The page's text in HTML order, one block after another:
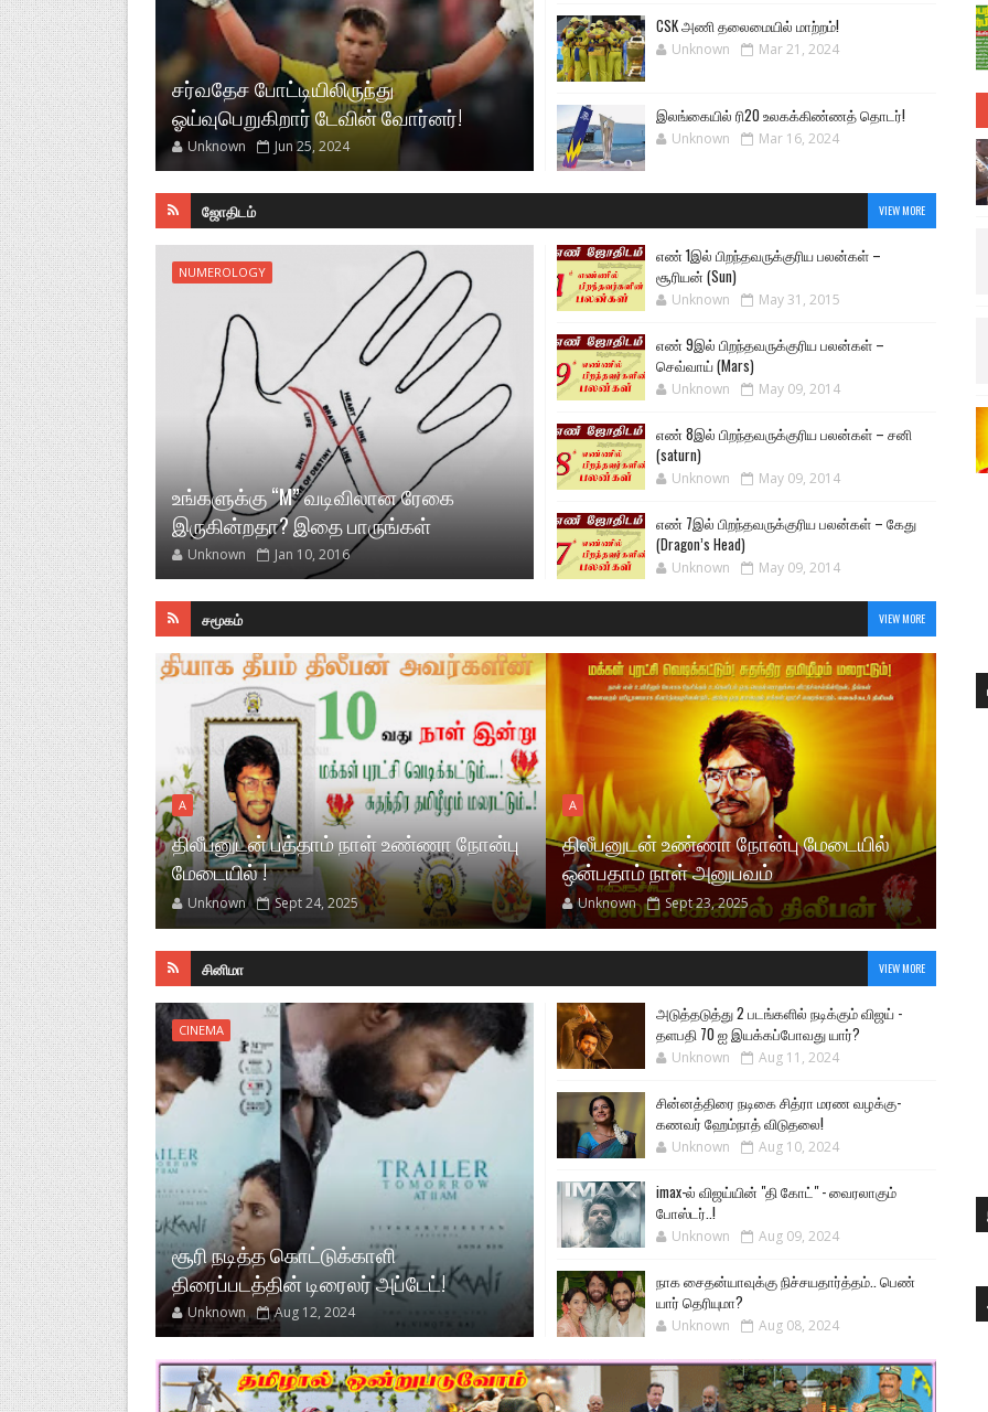
சர்வதேச போட்டியிலிருந்து
ஓய்வுபெறுகிறார் டேவின் வோர்னர்!
Unknown Jun 25, 2024
CSK அணி தலைமையில் மாற்றம்!
Unknown Mar 21, 2024
இலங்கையில் ரி20 உலகக்கிண்ணத் தொடர்!
Unknown Mar 16, 2024
ஜோதிடம் VIEW MORE
NUMEROLOGY
உங்களுக்கு “M” வடிவிலான ரேகை
இருகின்றதா? இதை பாருங்கள்
Unknown Jan 10, 2016
எண் 1இல் பிறந்தவருக்குரிய பலன்கள் –
சூரியன் (Sun)
Unknown May 31, 2015
எண் 9இல் பிறந்தவருக்குரிய பலன்கள் –
செவ்வாய் (Mars)
Unknown May 09, 2014
எண் 8இல் பிறந்தவருக்குரிய பலன்கள் – சனி
(saturn)
Unknown May 09, 2014
எண் 7இல் பிறந்தவருக்குரிய பலன்கள் – கேது
(Dragon’s Head)
Unknown May 09, 2014
சமூகம் VIEW MORE
மேடையில்
A
திலீபனுடன் பத்தாம் நாள் உண்ணா நோன்பு
மேடையில் !
Unknown Sept 24, 2025
A
திலீபனுடன் உண்ணா நோன்பு மேடையில்
ஒன்பதாம் நாள் அனுபவம்
Unknown Sept 23, 2025
சினிமா VIEW MORE
CINEMA
சூரி நடித்த கொட்டுக்காளி
திரைப்படத்தின் டிரைலர் அப்டேட்!
Unknown Aug 12, 2024
அடுத்தடுத்து 2 படங்களில் நடிக்கும் விஜய் -
தளபதி 70 ஐ இயக்கப்போவது யார்?
Unknown Aug 11, 2024
சின்னத்திரை நடிகை சித்ரா மரண வழக்கு-
கணவர் ஹேம்நாத் விடுதலை!
Unknown Aug 10, 2024
imax-ல் விஜய்யின் "தி கோட்" - வைரலாகும்
போஸ்டர்..!
Unknown Aug 09, 2024
நாக சைதன்யாவுக்கு நிச்சயதார்த்தம்.. பெண்
யார் தெரியுமா?
Unknown Aug 08, 2024